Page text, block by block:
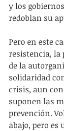
y los
redoblan su
Pero en este
resistencia,
de la
solidaridad
crisis, aun
suponen las
prevención.
abajo, pero es